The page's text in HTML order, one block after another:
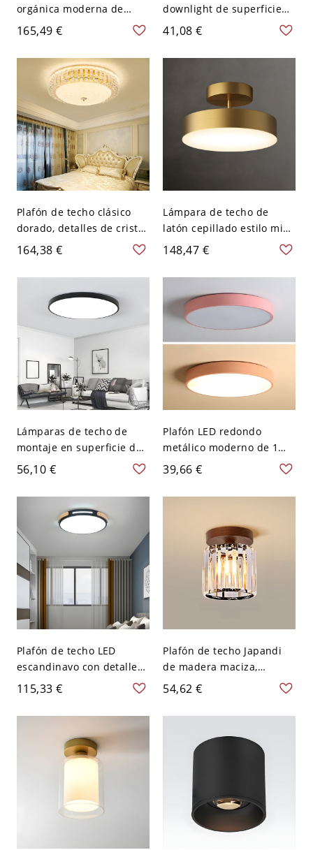
orgánica moderna de
travertino de montaje al
ras, plafón cilíndrico
Japandi de madera
maciza para recibidor -
110 A 120 V 12,7 cm Color
Nuez
165,49 €
downlight de superficie
cilíndrico redondo con
detalle de madera - 110 A
120 V Blanco Blanco
41,08 €
Plafón de techo clásico
dorado, detalles de cristal
K9 y pantalla de vidrio
esmerilado con patrón -
110 A 120 V 40,64 cm
Cilindro
164,38 €
Lámpara de techo de
latón cepillado estilo mid-
century, plafón redondo
dorado con pantalla de
vidrio opalino - 110 A 120
148,47 €
Lámparas de techo de
montaje en superficie de
metal estilo moderno, 1
luz, redondas, de montaje
al ras - Negro 110 A 120 V
40,64 cm Blanco
56,10 €
Plafón LED redondo
metálico moderno de 1
luz - Rosa 110 A 120 V
Blanco
39,66 €
Plafón de techo LED
escandinavo con detalles
de madera y diseño de
perfil bajo - 110 A 120 V
Negro 31,75 cm Blanco
115,33 €
Plafón de techo Japandi
de madera maciza,
luminaria con pantalla de
vidrio texturizado para
pasillo y dormitorio - 110
54,62 €